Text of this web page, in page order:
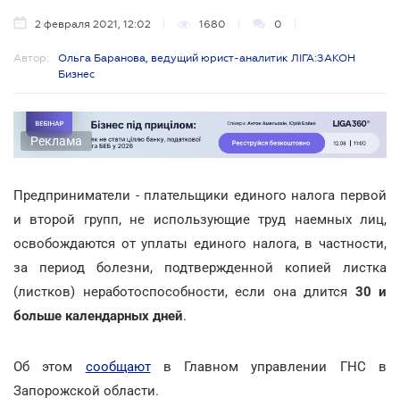
2 февраля 2021, 12:02 1680 0
Автор:
Ольга Баранова, ведущий юрист-аналитик ЛІГА:ЗАКОН
Бизнес
Реклама
Предприниматели - плательщики единого налога первой
и второй групп, не использующие труд наемных лиц,
освобождаются от уплаты единого налога, в частности,
за период болезни, подтвержденной копией листка
(листков) неработоспособности, если она длится 30 и
больше календарных дней.
Об этом сообщаютв Главном управлении ГНС в
Запорожской области.